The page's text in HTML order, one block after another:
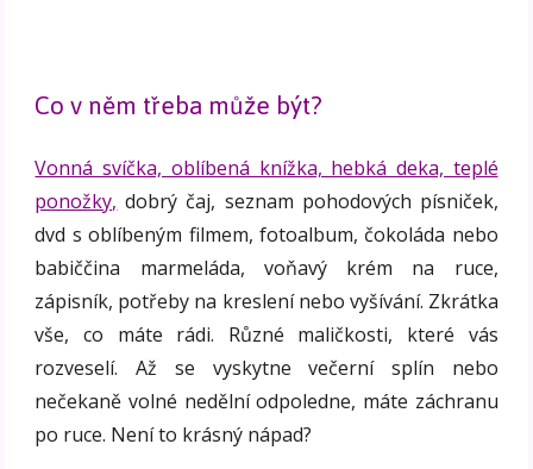
Co v něm třeba může být?
Vonná svíčka, oblíbená knížka, hebká deka, teplé
ponožky, dobrý čaj, seznam pohodových písniček,
dvd s oblíbeným filmem, fotoalbum, čokoláda nebo
babiččina marmeláda, voňavý krém na ruce,
zápisník, potřeby na kreslení nebo vyšívání. Zkrátka
vše, co máte rádi. Různé maličkosti, které vás
rozveselí. Až se vyskytne večerní splín nebo
nečekaně volné nedělní odpoledne, máte záchranu
po ruce. Není to krásný nápad?